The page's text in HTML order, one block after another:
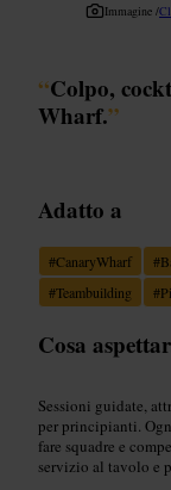
Immagine /
“Colpo,
Wharf.”
Adatto a
#CanaryWharf #
#Teambuilding #
Cosa
Sessioni guidate,
per principianti.
fare squadre e
servizio al tavolo e